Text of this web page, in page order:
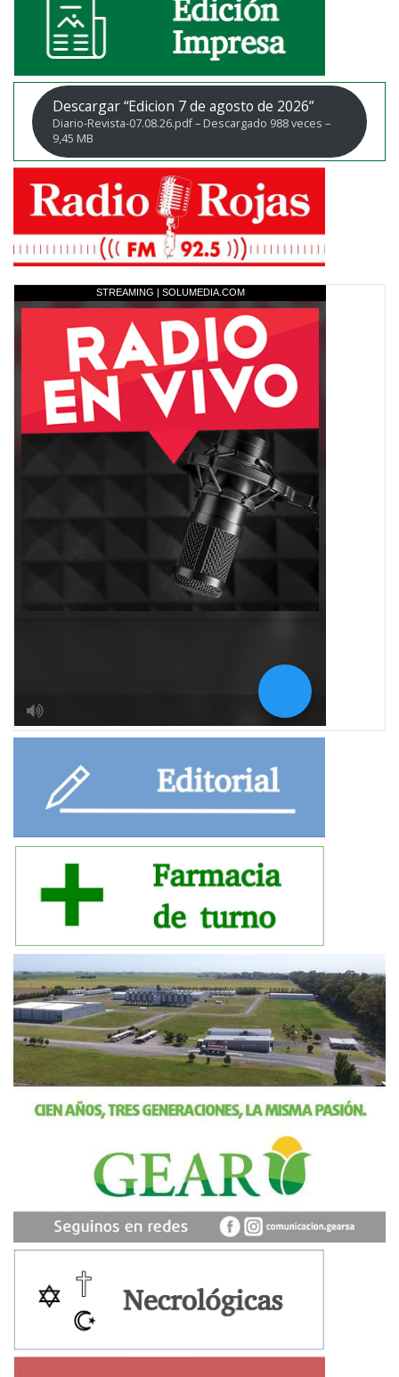
Descargar “Edicion 7 de agosto de 2026”
Diario-Revista-07.08.26.pdf – Descargado 988 veces –
9,45 MB